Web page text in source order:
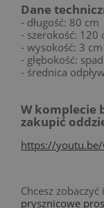
Dane
- długość: 80 cm
- szerokość: 120
- wysokość: 3 cm
- głębokość:
- średnica
W komplecie
zakupić
https://youtu.be/
Chcesz
prysznicowe